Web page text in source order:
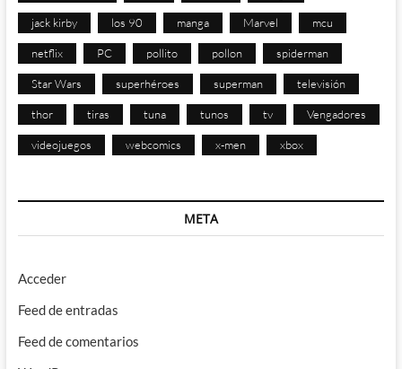
jack kirby los 90 manga Marvel mcu
netflix PC pollito pollon spiderman
Star Wars superhéroes superman televisión
thor tiras tuna tunos tv Vengadores
videojuegos webcomics x-men xbox
META
Acceder
Feed de entradas
Feed de comentarios